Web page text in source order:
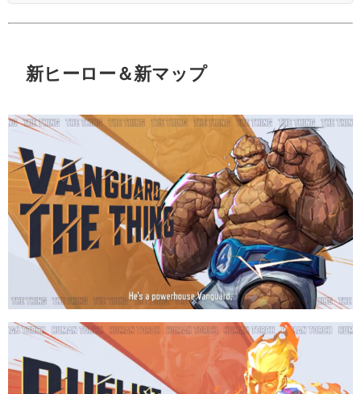
新ヒーロー＆新マップ